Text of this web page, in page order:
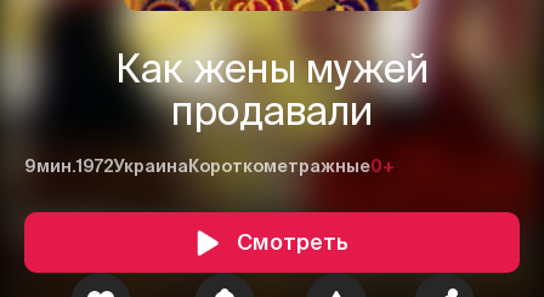
Как жены мужей
продавали
9мин.1972Украина Короткометражные0+
Смотреть